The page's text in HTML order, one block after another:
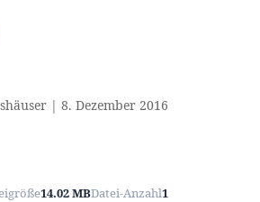
| 8. Dezember 2016
14.02 MBDatei-Anzahl1